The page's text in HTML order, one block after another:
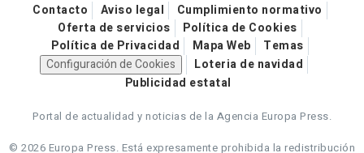
Contacto Aviso legal
Cumplimiento normativo
Oferta de servicios
Política de Cookies
Política de Privacidad
Mapa Web
Temas
Configuración de Cookies
Loteria de navidad
Publicidad estatal
Portal de actualidad y noticias de la Agencia Europa Press.
© 2026 Europa Press. Está expresamente prohibida la redistribución